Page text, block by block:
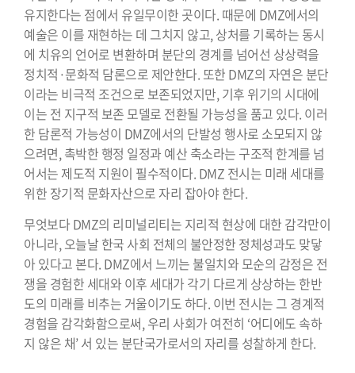
유지한다는 점에서 유일무이한 곳이다. 때문에 DMZ에서의
예술은 이를 재현하는 데 그치지 않고, 상처를 기록하는 동시
에 치유의 언어로 변환하며 분단의 경계를 넘어선 상상력을
정치적·문화적 담론으로 제안한다. 또한 DMZ의 자연은 분단
이라는 비극적 조건으로 보존되었지만, 기후 위기의 시대에
이는 전 지구적 보존 모델로 전환될 가능성을 품고 있다. 이러
한 담론적 가능성이 DMZ에서의 단발성 행사로 소모되지 않
으려면, 촉박한 행정 일정과 예산 축소라는 구조적 한계를 넘
어서는 제도적 지원이 필수적이다. DMZ 전시는 미래 세대를
위한 장기적 문화자산으로 자리 잡아야 한다.
무엇보다 DMZ의 리미널리티는 지리적 현상에 대한 감각만이
아니라, 오늘날 한국 사회 전체의 불안정한 정체성과도 맞닿
아 있다고 본다. DMZ에서 느끼는 불일치와 모순의 감정은 전
쟁을 경험한 세대와 이후 세대가 각기 다르게 상상하는 한반
도의 미래를 비추는 거울이기도 하다. 이번 전시는 그 경계적
경험을 감각화함으로써, 우리 사회가 여전히 ‘어디에도 속하
지 않은 채’ 서 있는 분단국가로서의 자리를 성찰하게 한다.